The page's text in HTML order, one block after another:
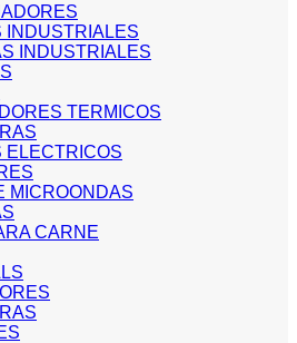
INDUSTRIALES
INDUSTRIALES
TERMICOS
ELECTRICOS
MICROONDAS
CARNE